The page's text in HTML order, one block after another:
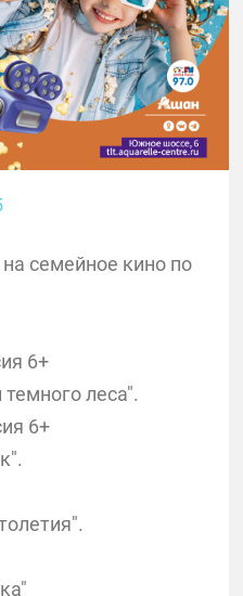
семейное кино по
6+
леса".
6+